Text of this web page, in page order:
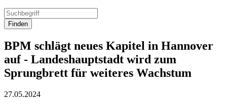
Finden
BPM schlägt neues Kapitel in Hannover
auf - Landeshauptstadt wird zum
Sprungbrett für weiteres Wachstum
27.05.2024